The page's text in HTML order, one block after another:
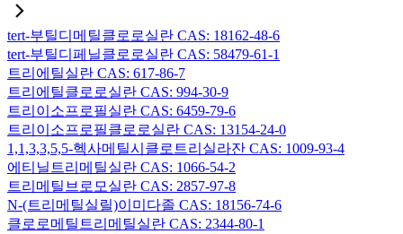
tert-부틸디메틸클로로실란 CAS: 18162-48-6
tert-부틸디페닐클로로실란 CAS: 58479-61-1
트리에틸실란 CAS: 617-86-7
트리에틸클로로실란 CAS: 994-30-9
트리이소프로필실란 CAS: 6459-79-6
트리이소프로필클로로실란 CAS: 13154-24-0
1,1,3,3,5,5-헥사메틸시클로트리실라잔 CAS: 1009-93-4
에티닐트리메틸실란 CAS: 1066-54-2
트리메틸브로모실란 CAS: 2857-97-8
N-(트리메틸실릴)이미다졸 CAS: 18156-74-6
클로로메틸트리메틸실란 CAS: 2344-80-1